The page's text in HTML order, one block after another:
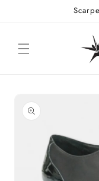
informazioni
sul prodotto